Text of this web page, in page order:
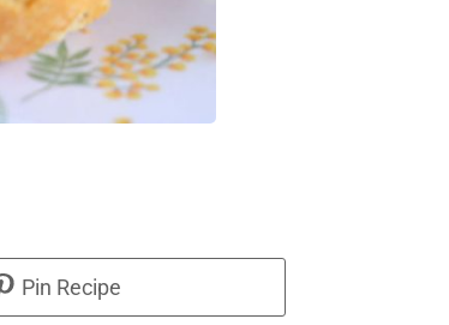
Pin Recipe